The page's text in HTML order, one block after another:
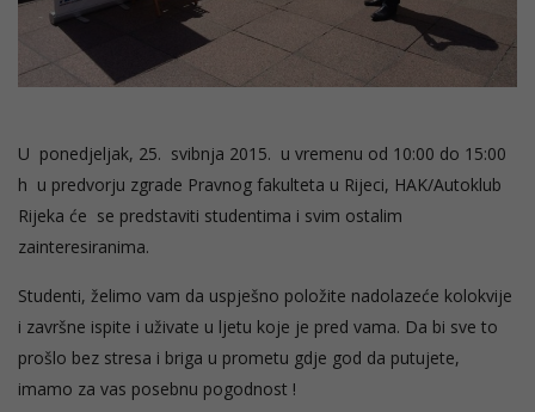
U ponedjeljak, 25. svibnja 2015. u vremenu od 10:00 do 15:00
h u predvorju zgrade Pravnog fakulteta u Rijeci, HAK/Autoklub
Rijeka će se predstaviti studentima i svim ostalim
zainteresiranima.
Studenti, želimo vam da uspješno položite nadolazeće kolokvije
i završne ispite i uživate u ljetu koje je pred vama. Da bi sve to
prošlo bez stresa i briga u prometu gdje god da putujete,
imamo za vas posebnu pogodnost !